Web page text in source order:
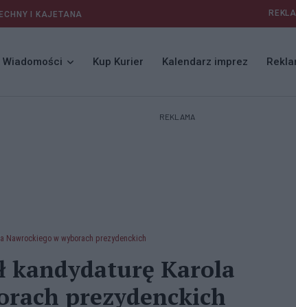
I KAJETANA
Wiadomości Kup Kurier Kalendarz imprez
REKLAMA
Nawrockiego w wyborach prezydenckich
kandydaturę Karola
prezydenckich